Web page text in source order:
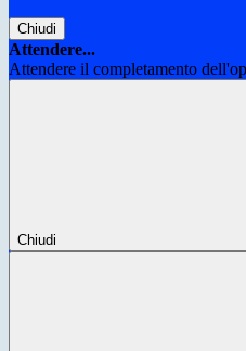
Chiudi
Attendere...
Attendere il completamento
Chiudi